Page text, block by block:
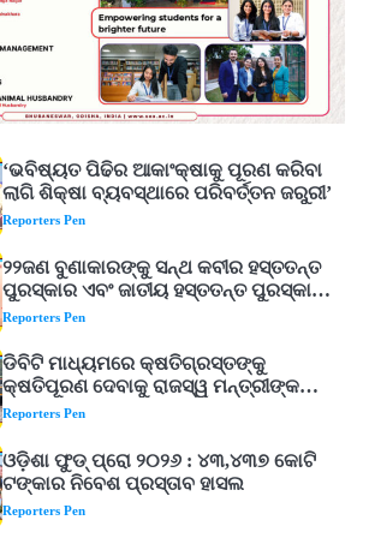
Reporters Pen
‘ଭବିଷ୍ୟତ ପିଢିର ଆକାଂକ୍ଷାକୁ ପୂରଣ କରିବା
ଲାଗି ଶିକ୍ଷା ବ୍ୟବସ୍ଥାରେ ପରିବର୍ତ୍ତନ ଜରୁରୀ’
Reporters Pen
୨୨ଜଣ ବୁଣାକାରଙ୍କୁ ସନ୍ଥ କବୀର ହସ୍ତତନ୍ତ
ପୁରସ୍କାର ଏବଂ ଜାତୀୟ ହସ୍ତତନ୍ତ ପୁରସ୍କାର
ପ୍ରଦାନ, ଓଡ଼ିଶାରୁ ୨ ଜଣଙ୍କୁ ମିଳିଲା
Reporters Pen
ଡିବିଟି ମାଧ୍ୟମରେ କ୍ଷତିଗ୍ରସ୍ତଙ୍କୁ
କ୍ଷତିପୂରଣ ଦେବାକୁ ରାଜସ୍ୱ ମନ୍ତ୍ରୀଙ୍କ
ନିର୍ଦ୍ଦେଶ
Reporters Pen
ଓଡ଼ିଶା ଫୁଡ୍ ପ୍ରୋ ୨୦୨୬ : ୪୩,୪୩୭ କୋଟି
ଟଙ୍କାର ନିବେଶ ପ୍ରସ୍ତାବ ହାସଲ
Reporters Pen
ଘରର ବାସ୍ତୁଦୋଷ ଦୂର କରିବ ଲିଲି ଫୁଲ!
Reporters Pen